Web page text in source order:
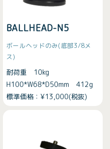
BALLHEAD-N5
ボールヘッドのみ(底部3/8メ
ス)
耐荷重 10kg
H100*W68*D50mm 412g
標準価格：¥13,000(税抜)